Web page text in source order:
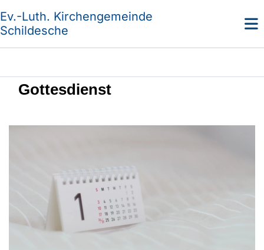
Ev.-Luth. Kirchengemeinde
Schildesche
Gottesdienst